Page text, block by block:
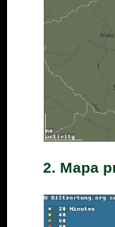
2. Mapa